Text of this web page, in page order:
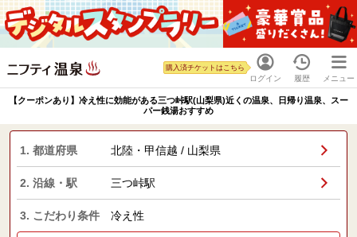
ログイン
購入済チケットはこちら
履歴 メニュー
【クーポンあり】冷え性に効能がある三つ峠駅(山梨県)近くの温泉、日帰り温泉、スー
パー銭湯おすすめ
1. 都道府県 北陸・甲信越 / 山梨県
2. 沿線・駅 三つ峠駅
3. こだわり条件 冷え性